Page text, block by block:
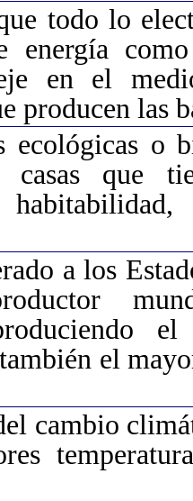
todo lo
energía
en el
producen las
ecológicas o
que
a los
el
cambio